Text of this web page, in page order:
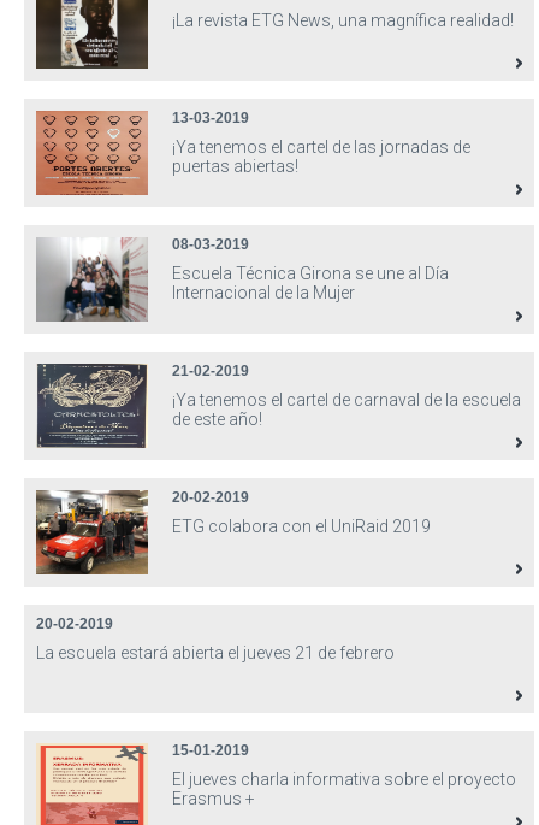
¡La revista ETG News, una magnífica realidad!
13-03-2019
¡Ya tenemos el cartel de las jornadas de
puertas abiertas!
08-03-2019
Escuela Técnica Girona se une al Día
Internacional de la Mujer
21-02-2019
¡Ya tenemos el cartel de carnaval de la escuela
de este año!
20-02-2019
ETG colabora con el UniRaid 2019
20-02-2019
La escuela estará abierta el jueves 21 de febrero
15-01-2019
El jueves charla informativa sobre el proyecto
Erasmus +